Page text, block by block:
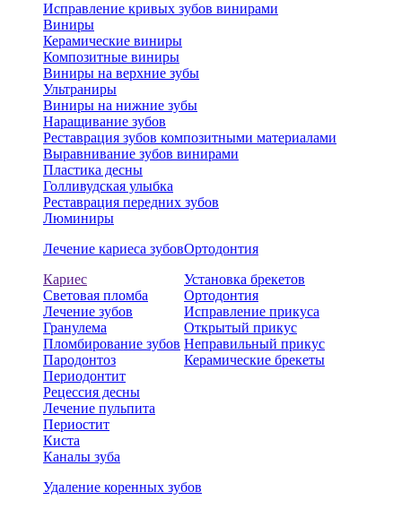
Исправление кривых зубов винирами
Виниры
Керамические виниры
Композитные виниры
Виниры на верхние зубы
Ультраниры
Виниры на нижние зубы
Наращивание зубов
Реставрация зубов композитными материалами
Выравнивание зубов винирами
Пластика десны
Голливудская улыбка
Реставрация передних зубов
Люминиры
Лечение кариеса зубов
Кариес
Световая пломба
Лечение зубов
Гранулема
Пломбирование зубов
Пародонтоз
Периодонтит
Рецессия десны
Лечение пульпита
Периостит
Киста
Каналы зуба
Ортодонтия
Установка брекетов
Ортодонтия
Исправление прикуса
Открытый прикус
Неправильный прикус
Керамические брекеты
Удаление коренных зубов